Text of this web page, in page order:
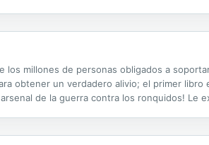
los millones de personas obligados a
obtener un verdadero alivio; el primer
de la guerra contra los ronquidos! Le